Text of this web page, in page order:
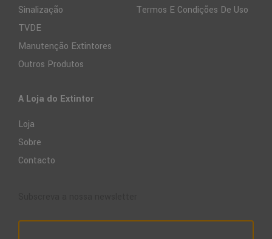
Sinalização
TVDE
Manutenção Extintores
Outros Produtos
Termos E Condições De Uso
A Loja do Extintor
Loja
Sobre
Contacto